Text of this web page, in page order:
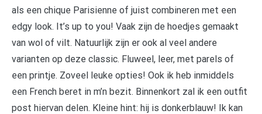
als een chique Parisienne of juist combineren met een
edgy look. It’s up to you! Vaak zijn de hoedjes gemaakt
van wol of vilt. Natuurlijk zijn er ook al veel andere
varianten op deze classic. Fluweel, leer, met parels of
een printje. Zoveel leuke opties! Ook ik heb inmiddels
een French beret in m’n bezit. Binnenkort zal ik een outfit
post hiervan delen. Kleine hint: hij is donkerblauw! Ik kan